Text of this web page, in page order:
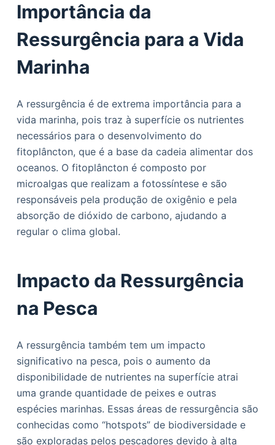
Importância da
Ressurgência para a Vida
Marinha
A ressurgência é de extrema importância para a
vida marinha, pois traz à superfície os nutrientes
necessários para o desenvolvimento do
fitoplâncton, que é a base da cadeia alimentar dos
oceanos. O fitoplâncton é composto por
microalgas que realizam a fotossíntese e são
responsáveis pela produção de oxigênio e pela
absorção de dióxido de carbono, ajudando a
regular o clima global.
Impacto da Ressurgência
na Pesca
A ressurgência também tem um impacto
significativo na pesca, pois o aumento da
disponibilidade de nutrientes na superfície atrai
uma grande quantidade de peixes e outras
espécies marinhas. Essas áreas de ressurgência são
conhecidas como “hotspots” de biodiversidade e
são exploradas pelos pescadores devido à alta